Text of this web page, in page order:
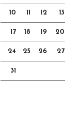
10 11 12 13
17 18 19 20
24 25 26 27
31